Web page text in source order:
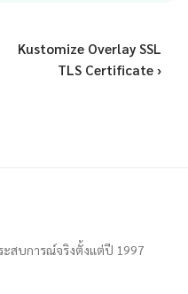
Kustomize Overlay SSL
TLS Certificate ›
ระสบการณ์จริงตั้งแต่ปี 1997